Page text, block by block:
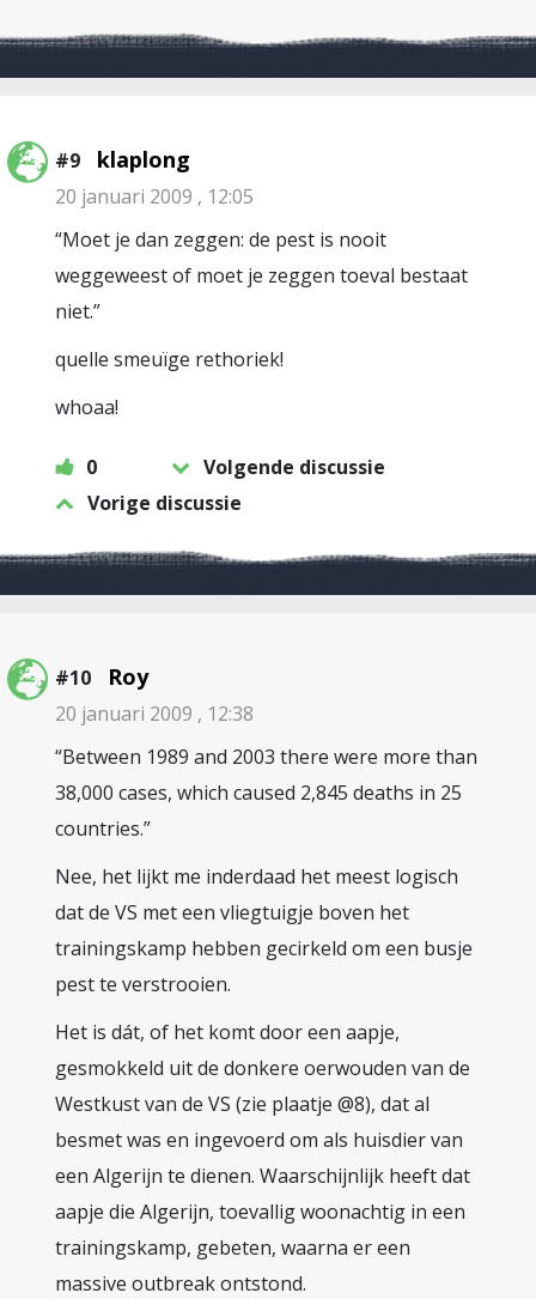
#9 klaplong
20 januari 2009 , 12:05
“Moet je dan zeggen: de pest is nooit
weggeweest of moet je zeggen toeval bestaat
niet.”
quelle smeuïge rethoriek!
whoaa!
0
Volgende discussie
Vorige discussie
#10 Roy
20 januari 2009 , 12:38
“Between 1989 and 2003 there were more than
38,000 cases, which caused 2,845 deaths in 25
countries.”
Nee, het lijkt me inderdaad het meest logisch
dat de VS met een vliegtuigje boven het
trainingskamp hebben gecirkeld om een busje
pest te verstrooien.
Het is dát, of het komt door een aapje,
gesmokkeld uit de donkere oerwouden van de
Westkust van de VS (zie plaatje @8), dat al
besmet was en ingevoerd om als huisdier van
een Algerijn te dienen. Waarschijnlijk heeft dat
aapje die Algerijn, toevallig woonachtig in een
trainingskamp, gebeten, waarna er een
massive outbreak ontstond.